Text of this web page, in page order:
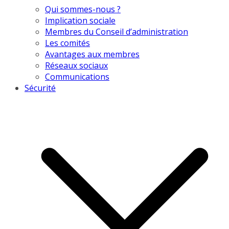
Qui sommes-nous ?
Implication sociale
Membres du Conseil d’administration
Les comités
Avantages aux membres
Réseaux sociaux
Communications
Sécurité